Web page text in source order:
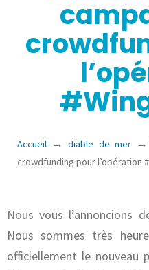
Accueil →diable de mer
crowdfunding pour l’opération
Nous vous l’annoncions
Nous sommes très
officiellement le nouveau